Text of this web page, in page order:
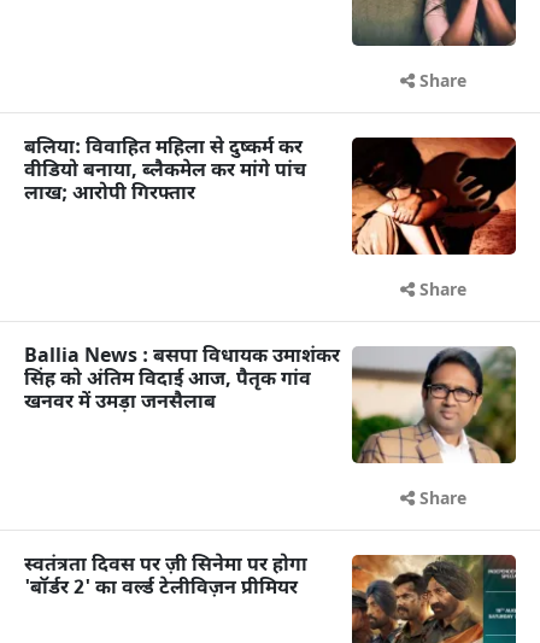
Share
बलिया: विवाहित महिला से दुष्कर्म कर
वीडियो बनाया, ब्लैकमेल कर मांगे पांच
लाख; आरोपी गिरफ्तार
Share
Ballia News : बसपा विधायक उमाशंकर
सिंह को अंतिम विदाई आज, पैतृक गांव
खनवर में उमड़ा जनसैलाब
Share
स्वतंत्रता दिवस पर ज़ी सिनेमा पर होगा
'बॉर्डर 2' का वर्ल्ड टेलीविज़न प्रीमियर